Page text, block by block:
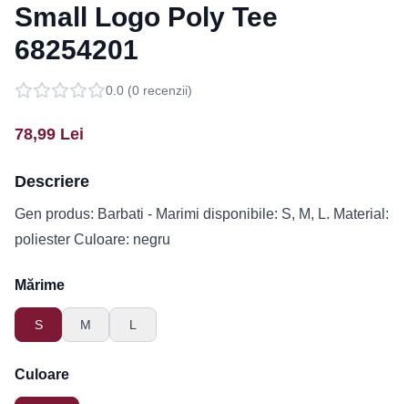
Small Logo Poly Tee
68254201
0.0 (0 recenzii)
78,99 Lei
Descriere
Gen produs: Barbati - Marimi disponibile: S, M, L. Material:
poliester Culoare: negru
Mărime
S M L
Culoare